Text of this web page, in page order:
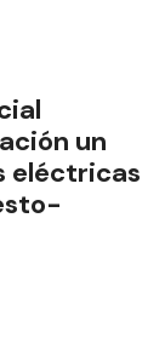
un
eléctricas